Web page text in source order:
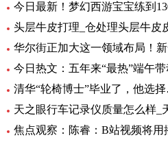
头层牛皮打理_仓处理头层牛皮
华尔街正加大这一领域布局！
清华“轮椅博士”毕业了，他选
天之眼行车记录仪质量怎么样_